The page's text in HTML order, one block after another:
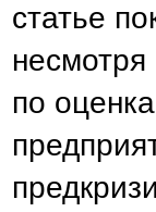
статье
по